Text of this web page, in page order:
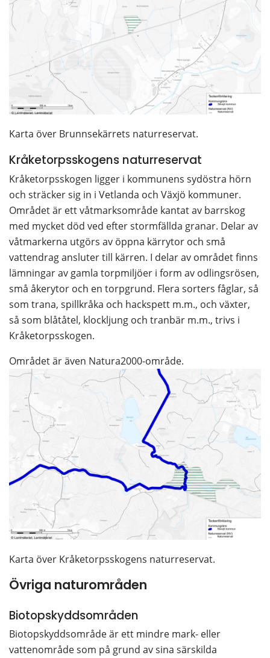
Karta över Brunnsekärrets naturreservat.
Kråketorpsskogens naturreservat
Kråketorpsskogen ligger i kommunens sydöstra hörn
och sträcker sig in i Vetlanda och Växjö kommuner.
Området är ett våtmarksområde kantat av barrskog
med mycket död ved efter stormfällda granar. Delar av
våtmarkerna utgörs av öppna kärrytor och små
vattendrag ansluter till kärren. I delar av området finns
lämningar av gamla torpmiljöer i form av odlingsrösen,
små åkerytor och en torpgrund. Flera sorters fåglar, så
som trana, spillkråka och hackspett m.m., och växter,
så som blåtåtel, klockljung och tranbär m.m., trivs i
Kråketorpsskogen.
Området är även Natura2000-område.
Karta över Kråketorpsskogens naturreservat.
Övriga naturområden
Biotopskyddsområden
Biotopskyddsområde är ett mindre mark- eller
vattenområde som på grund av sina särskilda